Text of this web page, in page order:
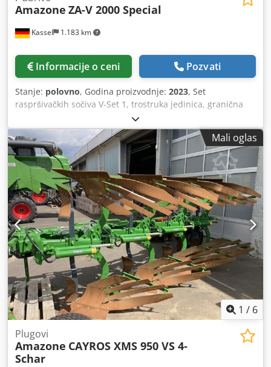
Kassel 1.183 km
Amazone ZA-V 2000 Special
Informacije o ceni Pozvati
Stanje: polovno, Godina proizvodnje: 2023, Set
raspršivačkih sočiva V-Set 1, trostruka jedinica, granična
raspršivačka jedinica Limiter V / zaštitna cevna greda S,
mobilna valjkasta jedinica sa mogućnošću priključivanja,
raspršni mehanizam ZA-V, dodatak rezervoaru S /
kardansko vratilo 2000 sa spojkom sa frikcionom lamelom,
ugradni delovi za osnovne ZA uređaje, blatarica S / LED
osvetljenje. Dcedpst Dwh Rsfx Afiek
Mali oglas
1 / 6
Plugovi
Amazone CAYROS XMS 950 VS 4-
Schar